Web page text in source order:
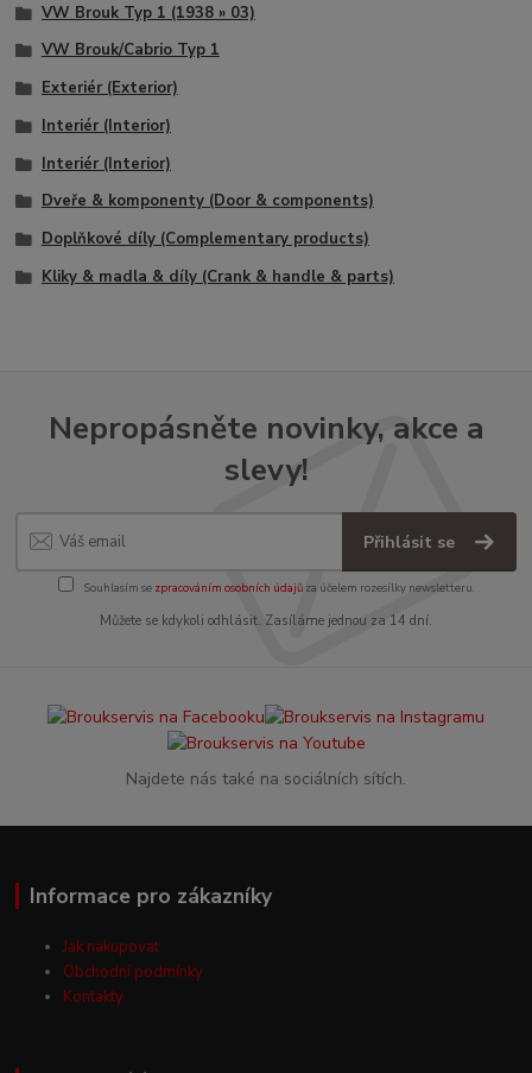
VW Brouk Typ 1 (1938 » 03)
VW Brouk/Cabrio Typ 1
Exteriér (Exterior)
Interiér (Interior)
Interiér (Interior)
Dveře & komponenty (Door & components)
Doplňkové díly (Complementary products)
Kliky & madla & díly (Crank & handle & parts)
Nepropásněte novinky, akce a
slevy!
Přihlásit se
Souhlasím se zpracováním osobních údajůza účelem rozesílky newsletteru.
Můžete se kdykoli odhlásit. Zasíláme jednou za 14 dní.
Najdete nás také na sociálních sítích.
Informace pro zákazníky
Jak nakupovat
Obchodní podmínky
Kontakty